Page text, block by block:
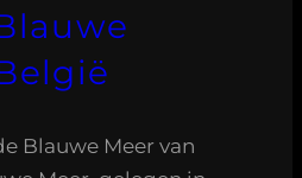
Blauwe Meer van